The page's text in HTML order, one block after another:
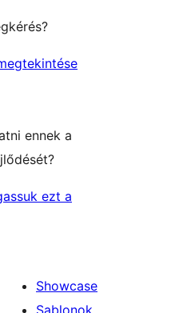
ennek a
ezt a
Showcase